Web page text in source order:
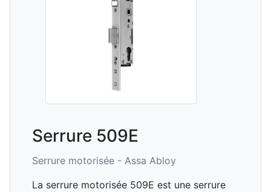
Serrure 509E
Serrure motorisée - Assa Abloy
La serrure motorisée 509E est une serrure